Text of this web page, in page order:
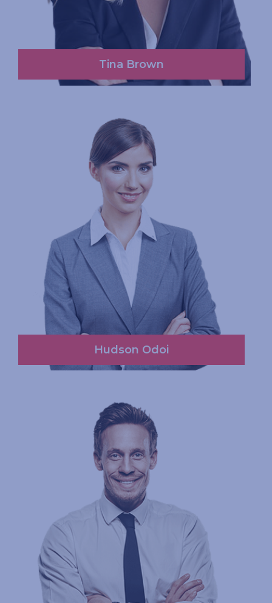
Tina Brown
Hudson Odoi
Read More
Read More